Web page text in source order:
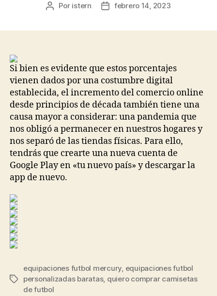
Autor
Por istern
Fechafebrero 14, 2023
Si bien es evidente que estos porcentajes
vienen dados por una costumbre digital
establecida, el incremento del comercio online
desde principios de década también tiene una
causa mayor a considerar: una pandemia que
nos obligó a permanecer en nuestros hogares y
nos separó de las tiendas físicas. Para ello,
tendrás que crearte una nueva cuenta de
Google Play en «tu nuevo país» y descargar la
app de nuevo.
Etiquetas
equipaciones futbol mercury, equipaciones futbol
personalizadas baratas, quiero comprar camisetas
de futbol